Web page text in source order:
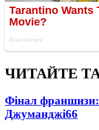
ЧИТАЙТЕ
Фінал
Джуманджі66